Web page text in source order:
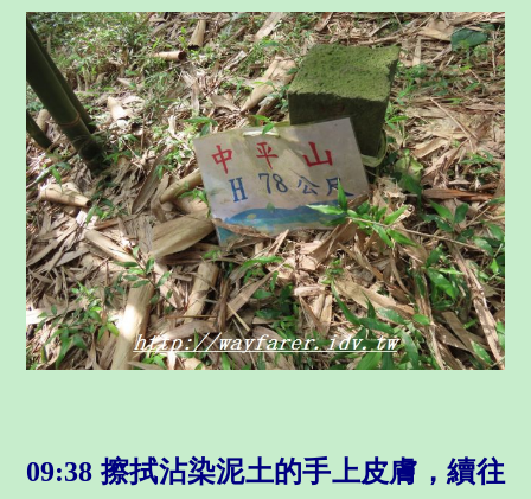
09:38 擦拭沾染泥土的手上皮膚，續往